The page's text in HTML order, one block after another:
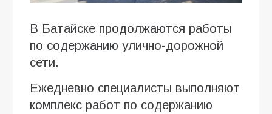
В Батайске продолжаются работы
по содержанию улично-дорожной
сети.
Ежедневно специалисты выполняют
комплекс работ по содержанию